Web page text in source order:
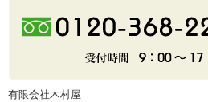
有限会社木村屋